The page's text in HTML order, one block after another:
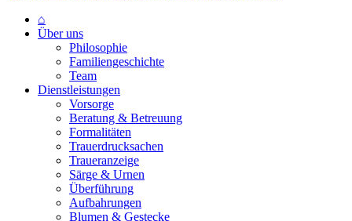
⌂
Über uns
Philosophie
Familiengeschichte
Team
Dienstleistungen
Vorsorge
Beratung & Betreuung
Formalitäten
Trauerdrucksachen
Traueranzeige
Särge & Urnen
Überführung
Aufbahrungen
Blumen & Gestecke